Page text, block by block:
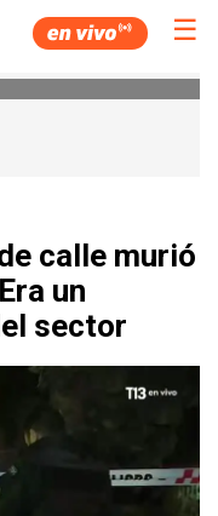
☰
calle murió
un
sector